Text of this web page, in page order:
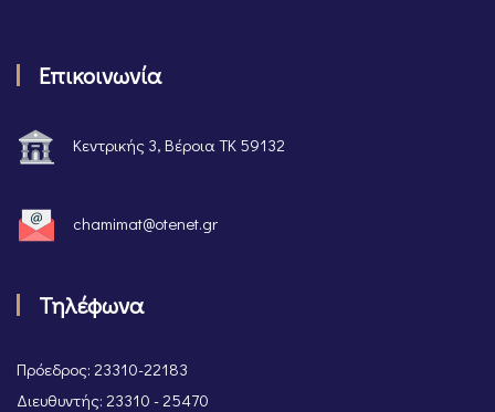
Επικοινωνία
Κεντρικής 3, Βέροια ΤΚ 59132
chamimat@otenet.gr
Τηλέφωνα
Πρόεδρος: 23310-22183
Διευθυντής: 23310 - 25470